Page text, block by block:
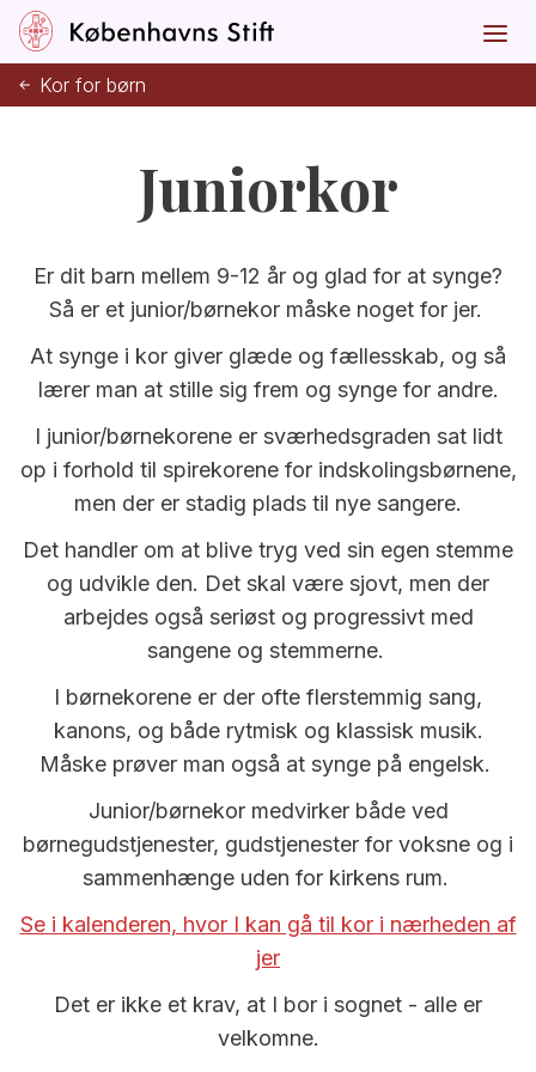
Kor for børn
Juniorkor
Er dit barn mellem 9-12 år og glad for at synge?
Så er et junior/børnekor måske noget for jer.
At synge i kor giver glæde og fællesskab, og så
lærer man at stille sig frem og synge for andre.
I junior/børnekorene er sværhedsgraden sat lidt
op i forhold til spirekorene for indskolingsbørnene,
men der er stadig plads til nye sangere.
Det handler om at blive tryg ved sin egen stemme
og udvikle den. Det skal være sjovt, men der
arbejdes også seriøst og progressivt med
sangene og stemmerne.
I børnekorene er der ofte flerstemmig sang,
kanons, og både rytmisk og klassisk musik.
Måske prøver man også at synge på engelsk.
Junior/børnekor medvirker både ved
børnegudstjenester, gudstjenester for voksne og i
sammenhænge uden for kirkens rum.
Se i kalenderen, hvor I kan gå til kor i nærheden af
jer
Det er ikke et krav, at I bor i sognet - alle er
velkomne.